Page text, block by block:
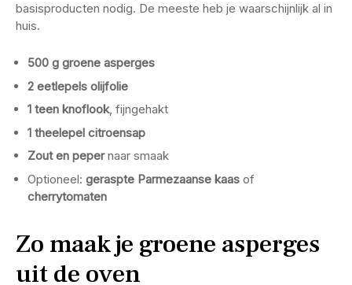
basisproducten nodig. De meeste heb je waarschijnlijk al in
huis.
500 g groene asperges
2 eetlepels olijfolie
1 teen knoflook, fijngehakt
1 theelepel citroensap
Zout en pepernaar smaak
Optioneel: geraspte Parmezaanse kaas of
cherrytomaten
Zo maak je groene asperges
uit de oven